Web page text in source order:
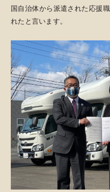
国自治体から派遣された応援
れたと言います。